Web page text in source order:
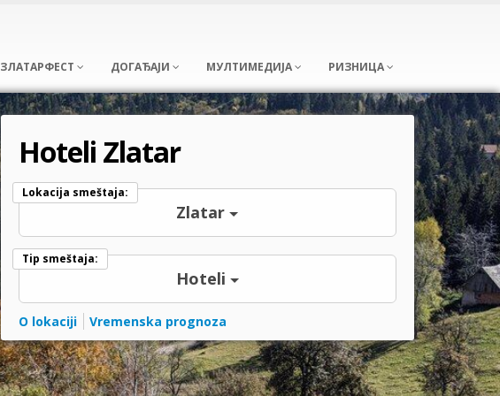
ЗЛАТАРФЕСТ ДОГАЂАЈИ МУЛТИМЕДИЈА РИЗНИЦА
Hoteli Zlatar
Lokacija smeštaja:
Zlatar
Tip smeštaja:
Hoteli
O lokaciji Vremenska prognoza